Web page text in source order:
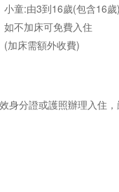
小童:由3到16歲(包含16
如不加床可免費入住
(加床需額外收費)
身分證或護照辦理入住